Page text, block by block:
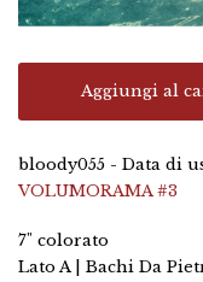
Aggiungi al
bloody055 - Data di
VOLUMORAMA #3
7" colorato
Lato A | Bachi Da